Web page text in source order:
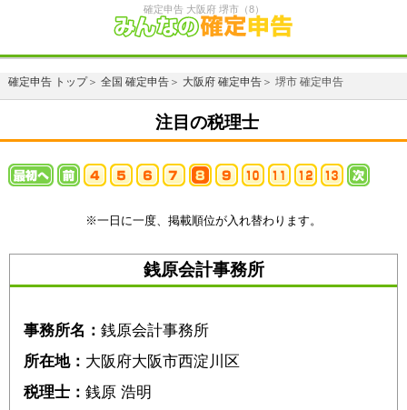
確定申告 大阪府 堺市（8）
確定申告 トップ＞ 全国 確定申告＞ 大阪府 確定申告＞ 堺市 確定申告
注目の税理士
※一日に一度、掲載順位が入れ替わります。
銭原会計事務所
事務所名： 銭原会計事務所
所在地： 大阪府大阪市西淀川区
税理士： 銭原 浩明